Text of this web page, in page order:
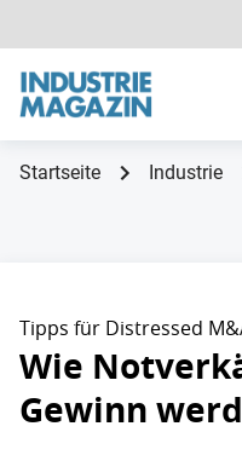
Startseite Industrie
Tipps für Distressed
Wie
Gewinn